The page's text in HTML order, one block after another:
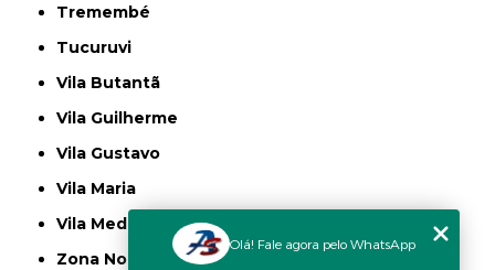
Tremembé
Tucuruvi
Vila Butantã
Vila Guilherme
Vila Gustavo
Vila Maria
Vila Medeiros
Zona Norte
Olá! Fale agora pelo WhatsApp